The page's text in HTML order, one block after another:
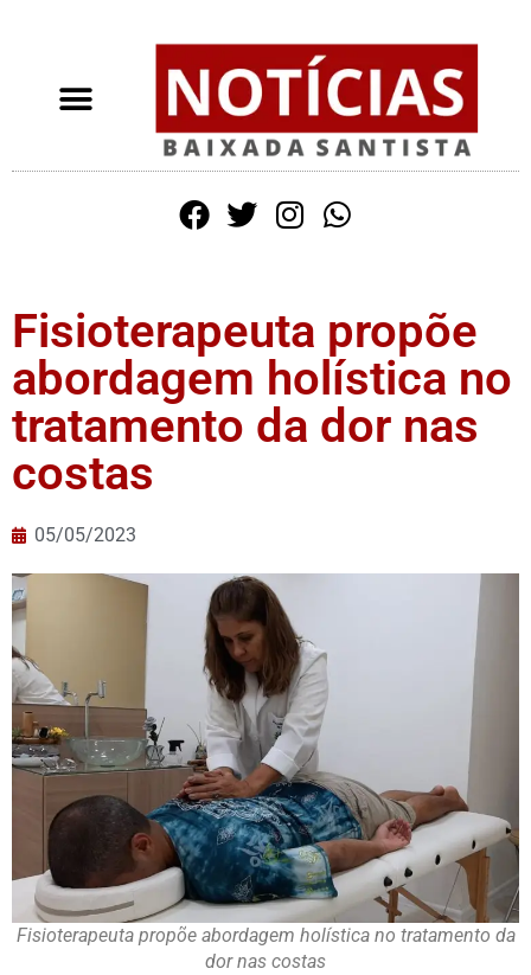
Fisioterapeuta propõe
abordagem holística no
tratamento da dor nas
costas
05/05/2023
Fisioterapeuta propõe abordagem holística no tratamento da
dor nas costas